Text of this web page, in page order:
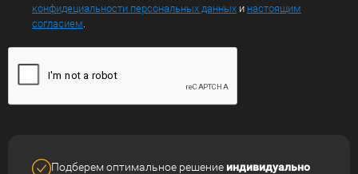
конфидециальности персональных данных и настоящим
согласием
Подберем оптимальное решение индивидуально